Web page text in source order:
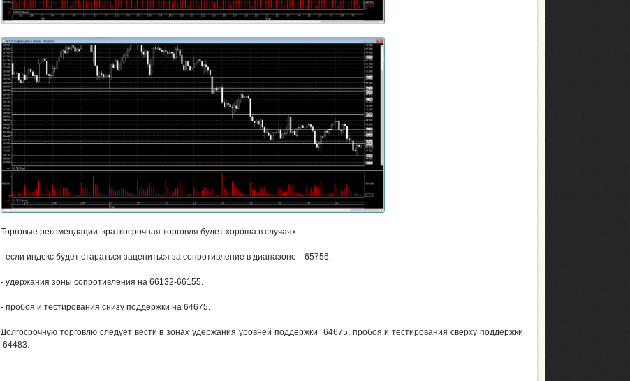
Торговые рекомендации: краткосрочная торговля будет хороша в случаях:
- если индекс будет стараться зацепиться за сопротивление в диапазоне 65756,
- удержания зоны сопротивления на 66132-66155.
- пробоя и тестирования снизу поддержки на 64675.
Долгосрочную торговлю следует вести в зонах удержания уровней поддержки 64675, пробоя и тестирования сверху поддержки
64483.